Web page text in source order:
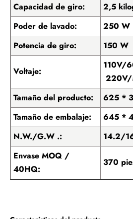
Capacidad de giro:
2,5
Poder de lavado:
250 W
Potencia de giro:
150 W
Voltaje:
110V/
220V/
Tamaño del producto:
625 *
Tamaño de embalaje:
645 *
N.W./G.W .:
14.2/
Envase MOQ /
40HQ:
370